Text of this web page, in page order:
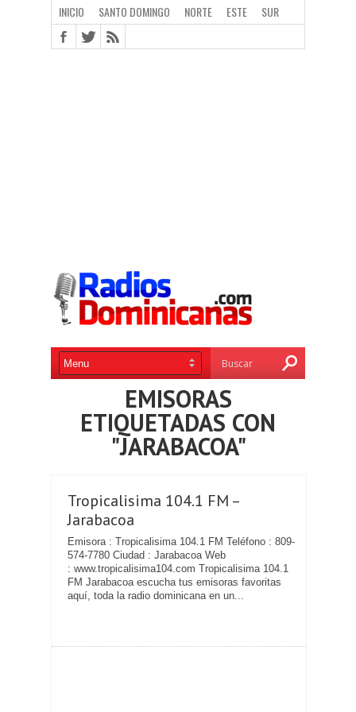
INICIO SANTO DOMINGO NORTE ESTE SUR
EMISORAS
ETIQUETADAS CON
"JARABACOA"
Tropicalisima 104.1 FM –
Jarabacoa
Emisora : Tropicalisima 104.1 FM Teléfono : 809-
574-7780 Ciudad : Jarabacoa Web
: www.tropicalisima104.com Tropicalisima 104.1
FM Jarabacoa escucha tus emisoras favoritas
aquí, toda la radio dominicana en un...